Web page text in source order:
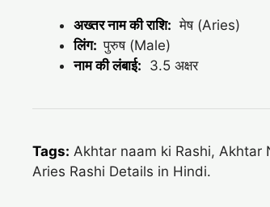
अख्तर नाम की राशि: मेष (Aries)
लिंग: पुरुष (Male)
नाम की लंबाई: 3.5 अक्षर
Tags: Akhtar naam ki Rashi, Akhtar
Aries Rashi Details in Hindi.